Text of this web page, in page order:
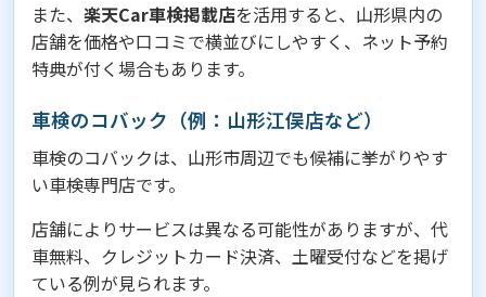
また、 楽天Car車検掲載店を活用すると、山形県内の
店舗を価格や口コミで横並びにしやすく、ネット予約
特典が付く場合もあります。
車検のコバック（例：山形江俣店など）
車検のコバックは、山形市周辺でも候補に挙がりやす
い車検専門店です。
店舗によりサービスは異なる可能性がありますが、代
車無料、クレジットカード決済、土曜受付などを掲げ
ている例が見られます。